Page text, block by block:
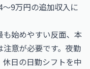
9万円の追加収入に
始めやすい反面、本
意が必要です。夜勤
日の日勤シフトを中